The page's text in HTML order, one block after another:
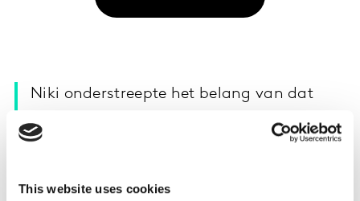
This website uses cookies
Niki onderstreepte het belang van dat
wat je als merk in je reclame-uitingen zegt
in één lijn moet zijn met wat je als bedrijf